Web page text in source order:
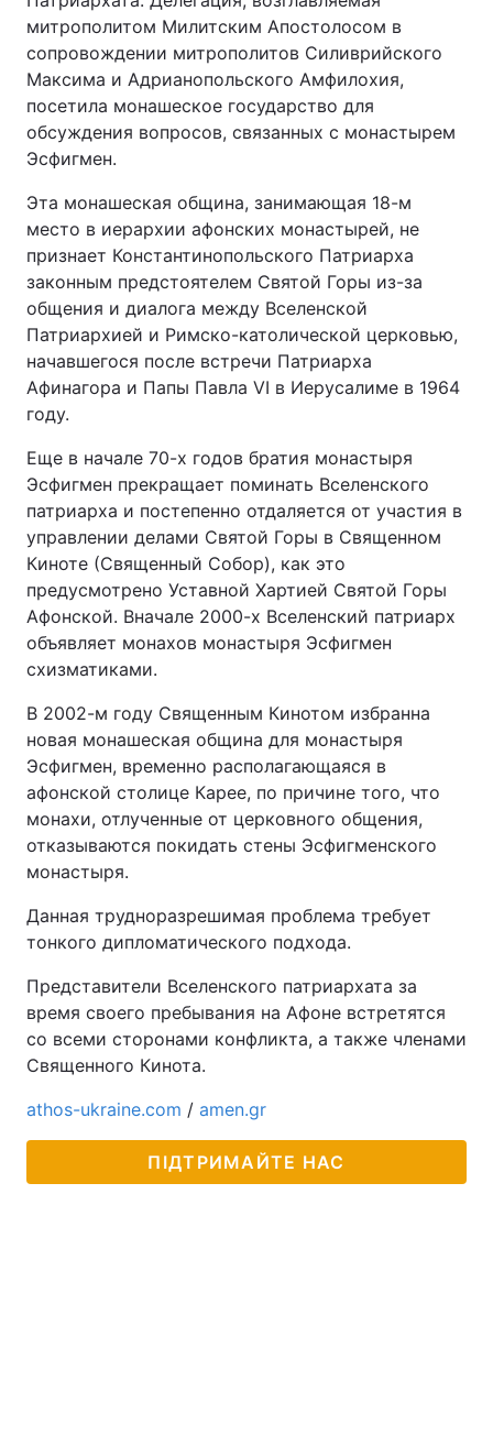
митрополитом Милитским Апостолосом в
сопровождении митрополитов Силиврийского
Максима и Адрианопольского Амфилохия,
посетила монашеское государство для
обсуждения вопросов, связанных с монастырем
Эсфигмен.
Эта монашеская община, занимающая 18-м
место в иерархии афонских монастырей, не
признает Константинопольского Патриарха
законным предстоятелем Святой Горы из-за
общения и диалога между Вселенской
Патриархией и Римско-католической церковью,
начавшегося после встречи Патриарха
Афинагора и Папы Павла VI в Иерусалиме в 1964
году.
Еще в начале 70-х годов братия монастыря
Эсфигмен прекращает поминать Вселенского
патриарха и постепенно отдаляется от участия в
управлении делами Святой Горы в Священном
Киноте (Священный Собор), как это
предусмотрено Уставной Хартией Святой Горы
Афонской. Вначале 2000-х Вселенский патриарх
объявляет монахов монастыря Эсфигмен
схизматиками.
В 2002-м году Священным Кинотом избранна
новая монашеская община для монастыря
Эсфигмен, временно располагающаяся в
афонской столице Карее, по причине того, что
монахи, отлученные от церковного общения,
отказываются покидать стены Эсфигменского
монастыря.
Данная трудноразрешимая проблема требует
тонкого дипломатического подхода.
Представители Вселенского патриархата за
время своего пребывания на Афоне встретятся
со всеми сторонами конфликта, а также членами
Священного Кинота.
athos-ukraine.com / amen.gr
ПІДТРИМАЙТЕ НАС